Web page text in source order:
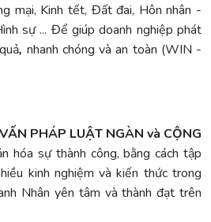
mại, Kinh tết, Đất đai, Hôn nhân -
sự ... Để giúp doanh nghiệp phát
, nhanh chóng và an toàn (WIN -
PHÁP LUẬT NGÀN và CỘNG
hóa sự thành công, bằng cách tập
kinh nghiệm và kiến thức trong
Nhân yên tâm và thành đạt trên